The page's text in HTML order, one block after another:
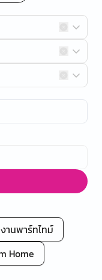
งานพาร์ทไทม์
Home